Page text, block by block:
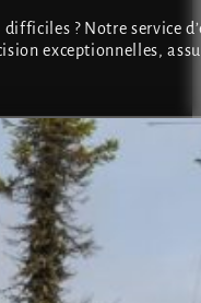
difficiles ? Notre service
exceptionnelles,